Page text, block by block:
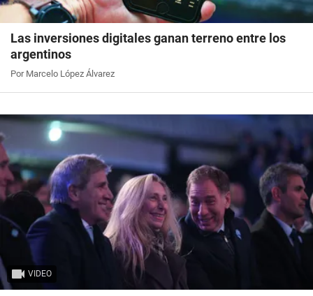
Las inversiones digitales ganan terreno entre los
argentinos
Por Marcelo López Álvarez
VIDEO